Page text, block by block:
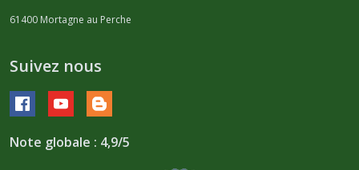
61400 Mortagne au Perche
Suivez nous
Note globale : 4,9/5